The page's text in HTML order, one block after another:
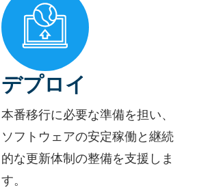
デプロイ
本番移行に必要な準備を担い、
ソフトウェアの安定稼働と継続
的な更新体制の整備を支援しま
す。